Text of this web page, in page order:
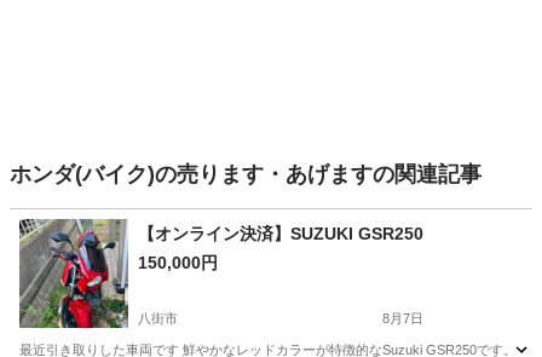
ホンダ(バイク)の売ります・あげますの関連記事
【オンライン決済】SUZUKI GSR250
150,000円
八街市 8月7日
最近引き取りした車両です 鮮やかなレッドカラーが特徴的なSuzuki GSR250です。 -